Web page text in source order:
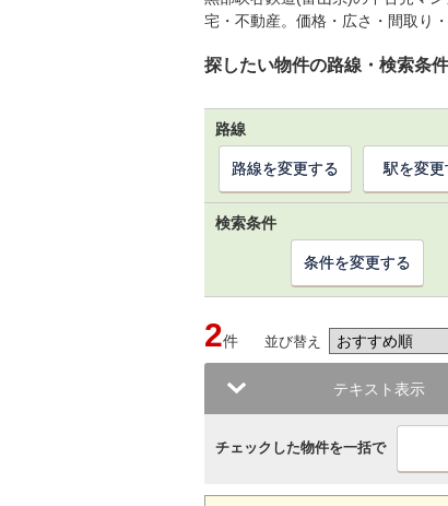
宅・不動産。価格・広さ・間取り
探したい物件の路線・検索条
路線
路線を変更する 駅を変更
検索条件
条件を変更する
2件 並び替え
テキスト表示
チェックした物件を一括で